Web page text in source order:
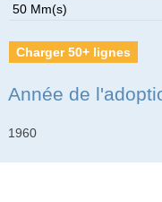
50 Mm(s)
Charger 50+ lignes
Année de
1960